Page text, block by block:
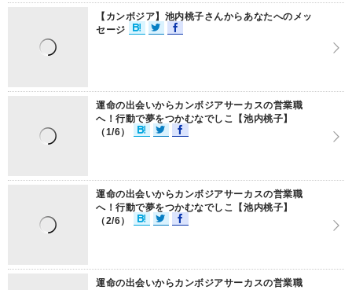
【カンボジア】池内桃子さんからあなたへのメッ
セージ
運命の出会いからカンボジアサーカスの営業職
へ！行動で夢をつかむなでしこ【池内桃子】
（1/6）
運命の出会いからカンボジアサーカスの営業職
へ！行動で夢をつかむなでしこ【池内桃子】
（2/6）
運命の出会いからカンボジアサーカスの営業職